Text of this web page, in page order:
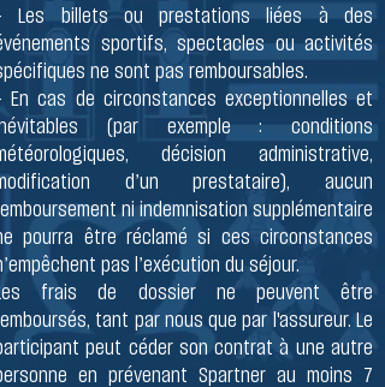
Les billets ou prestations liées à des
sportifs, spectacles ou activités
ne sont pas remboursables.
En cas de circonstances exceptionnelles et
(par exemple : conditions
décision administrative,
d’un prestataire), aucun
ni indemnisation supplémentaire
pourra être réclamé si ces circonstances
pas l’exécution du séjour.
frais de dossier ne peuvent être
tant par nous que par l'assureur. Le
peut céder son contrat à une autre
en prévenant Spartner au moins 7